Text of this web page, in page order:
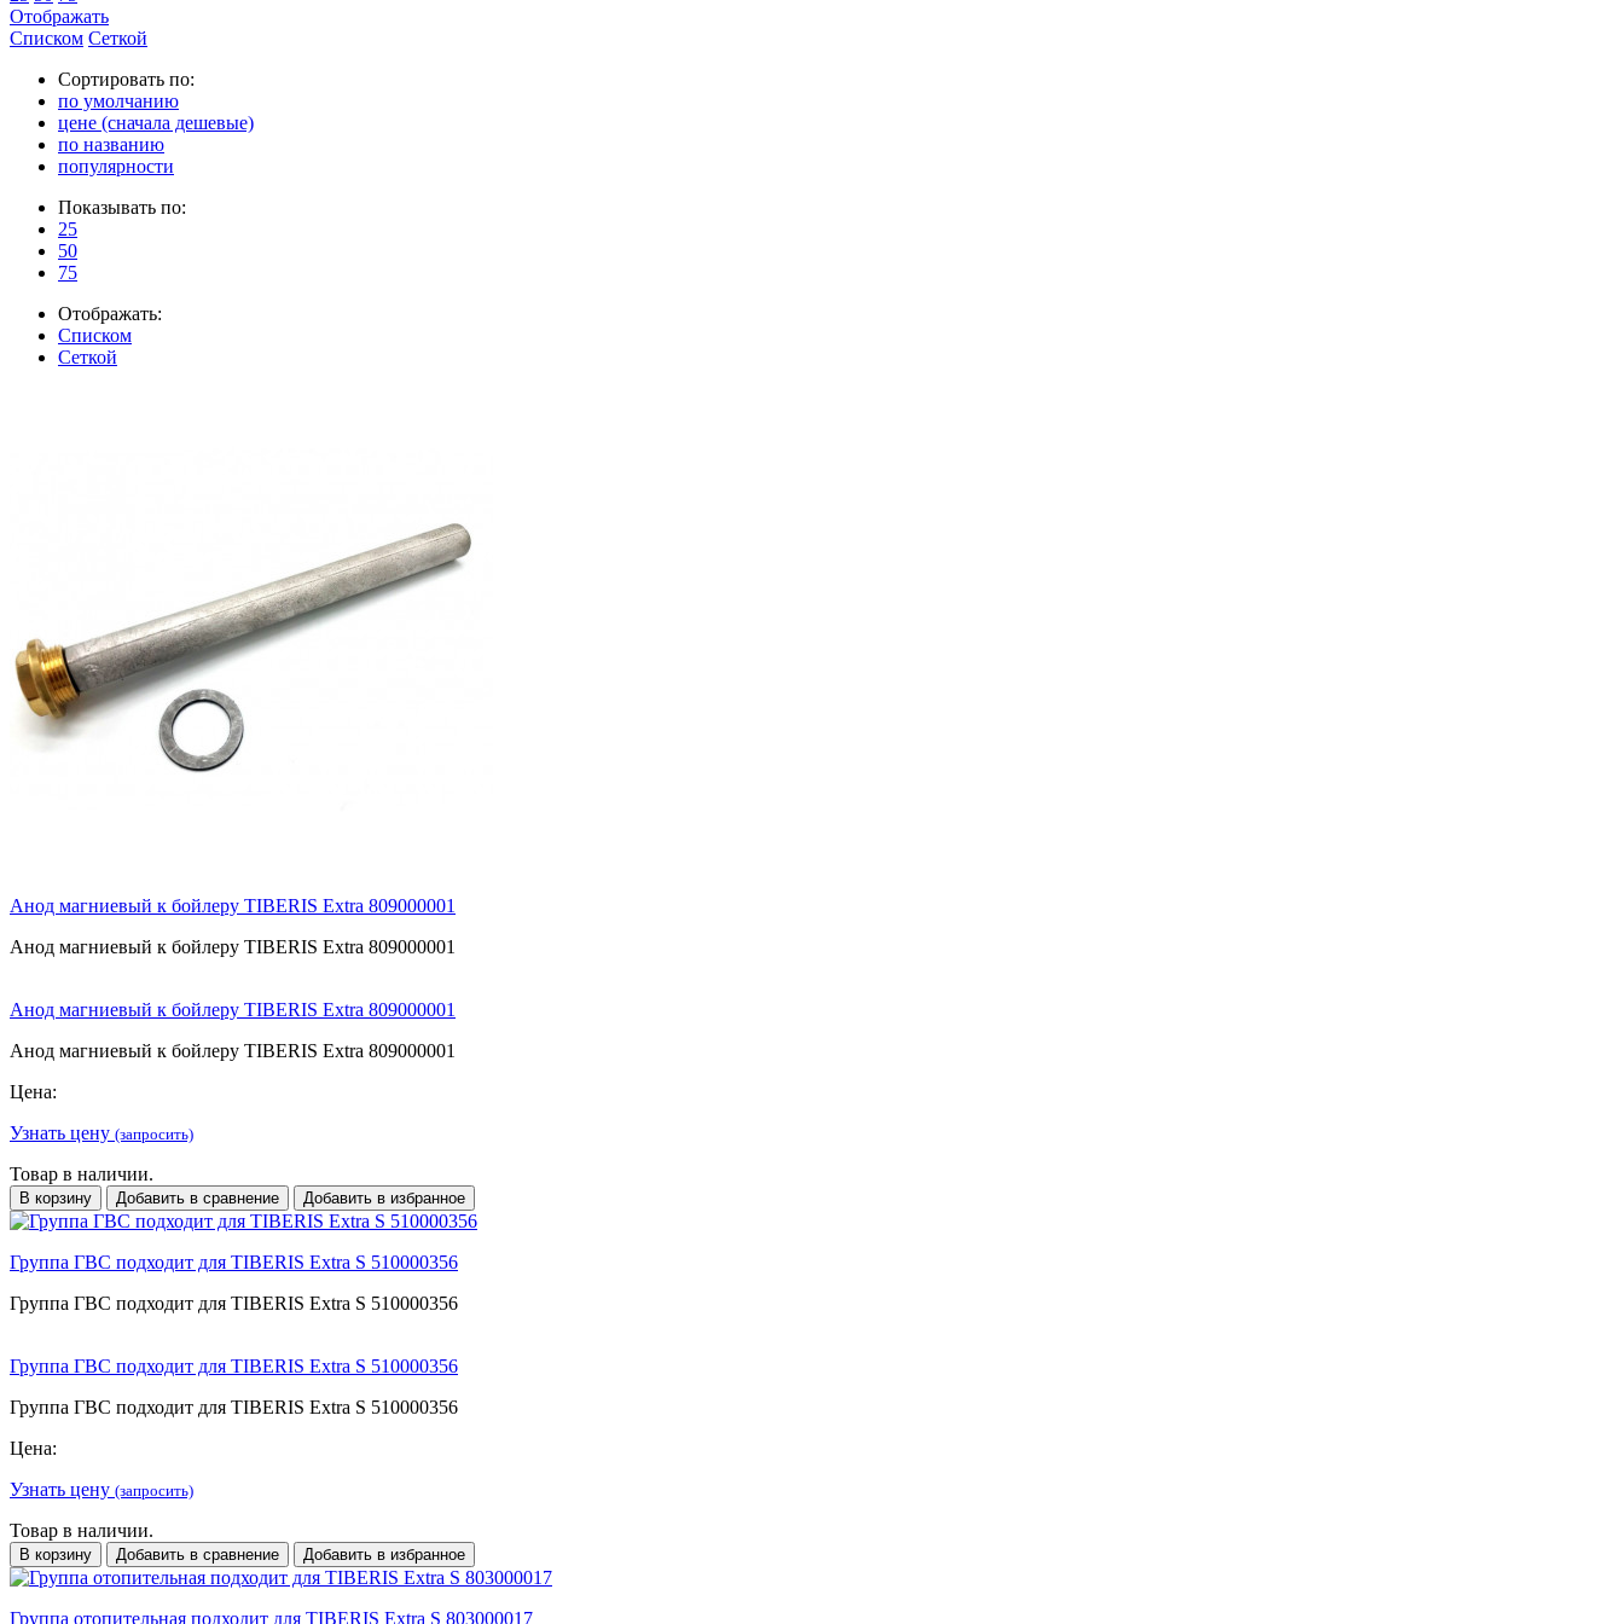
Отображать
Списком Сеткой
Сортировать по:
по умолчанию
цене (сначала дешевые)
по названию
популярности
Показывать по:
25
50
75
Отображать:
Списком
Сеткой
Анод магниевый к бойлеру TIBERIS Extra 809000001
Анод магниевый к бойлеру TIBERIS Extra 809000001
Анод магниевый к бойлеру TIBERIS Extra 809000001
Анод магниевый к бойлеру TIBERIS Extra 809000001
Цена:
Узнать цену (запросить)
Товар в наличии.
В корзину Добавить в сравнение Добавить в избранное
Группа ГВС подходит для TIBERIS Extra S 510000356
Группа ГВС подходит для TIBERIS Extra S 510000356
Группа ГВС подходит для TIBERIS Extra S 510000356
Группа ГВС подходит для TIBERIS Extra S 510000356
Цена:
Узнать цену (запросить)
Товар в наличии.
В корзину Добавить в сравнение Добавить в избранное
Группа отопительная подходит для TIBERIS Extra S 803000017